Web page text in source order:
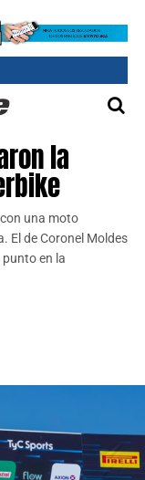
la
una moto
El de Coronel Moldes
en la